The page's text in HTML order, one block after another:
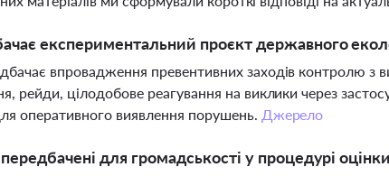
експериментальний проєкт державного
впровадження превентивних заходів контролю з
рейди, цілодобове реагування на виклики через
оперативного виявлення порушень. Джерело
для громадськості у процедурі